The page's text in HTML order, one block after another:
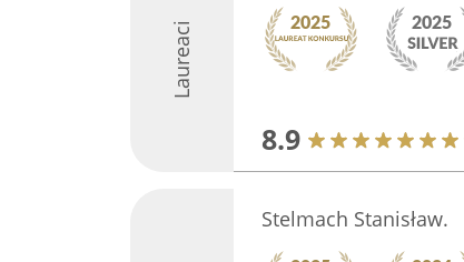
Laureaci
8.9
Stelmach Stanisław.